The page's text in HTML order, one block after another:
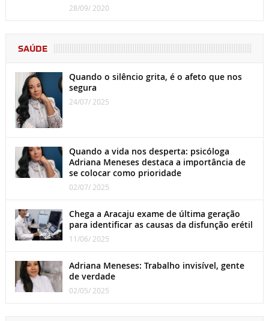
28/09/ 2020
SAÚDE
Quando o silêncio grita, é o afeto que nos
segura
24/07/ 2025
Quando a vida nos desperta: psicóloga
Adriana Meneses destaca a importância de
se colocar como prioridade
02/07/ 2025
Chega a Aracaju exame de última geração
para identificar as causas da disfunção erétil
11/06/ 2025
Adriana Meneses: Trabalho invisível, gente
de verdade
02/05/ 2025